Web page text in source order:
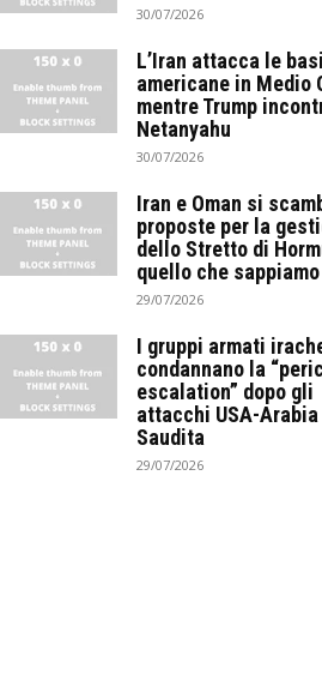
30/07/2026
L’Iran attacca le basi
americane in Medio
mentre Trump
Netanyahu
30/07/2026
Iran e Oman si
proposte per la
dello Stretto di
quello che sappiamo
29/07/2026
I gruppi armati
condannano la
escalation” dopo gli
attacchi USA-Arabia
Saudita
29/07/2026